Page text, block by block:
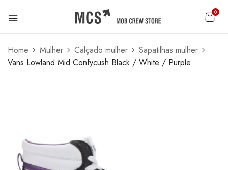
0
Home Mulher Calçado mulher
Sapatilhas mulher
Vans Lowland Mid Confycush Black / White / Purple